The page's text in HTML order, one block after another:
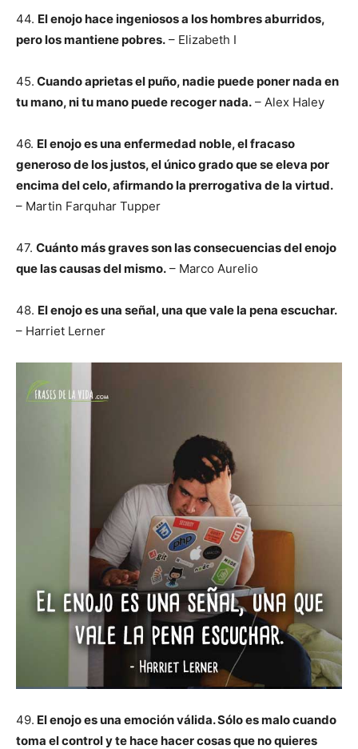
44. El enojo hace ingeniosos a los hombres aburridos,
pero los mantiene pobres. – Elizabeth I
45. Cuando aprietas el puño, nadie puede poner nada en
tu mano, ni tu mano puede recoger nada. – Alex Haley
46. El enojo es una enfermedad noble, el fracaso
generoso de los justos, el único grado que se eleva por
encima del celo, afirmando la prerrogativa de la virtud.
– Martin Farquhar Tupper
47. Cuánto más graves son las consecuencias del enojo
que las causas del mismo. – Marco Aurelio
48. El enojo es una señal, una que vale la pena escuchar.
– Harriet Lerner
49. El enojo es una emoción válida. Sólo es malo cuando
toma el control y te hace hacer cosas que no quieres